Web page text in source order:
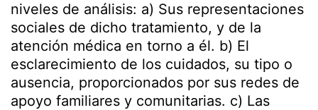
niveles de análisis: a) Sus representaciones
sociales de dicho tratamiento, y de la
atención médica en torno a él. b) El
esclarecimiento de los cuidados, su tipo o
ausencia, proporcionados por sus redes de
apoyo familiares y comunitarias. c) Las